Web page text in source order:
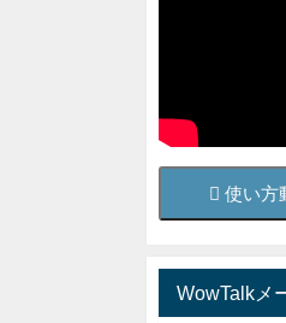
使い方
WowTalkメ